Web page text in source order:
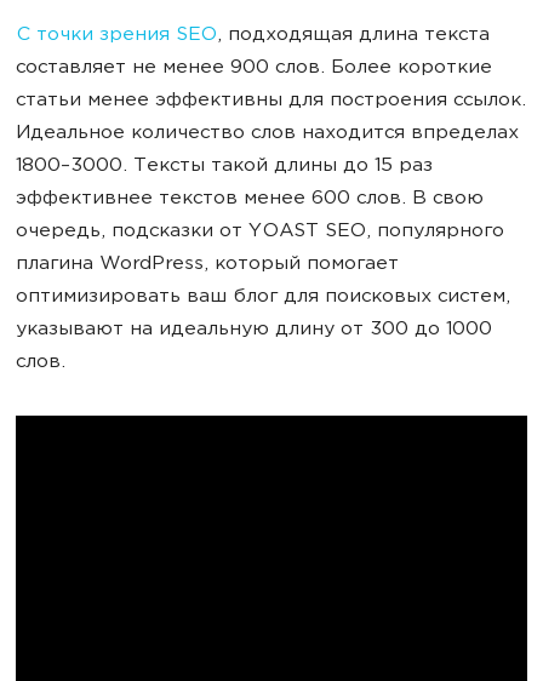
С точки зрения SEO, подходящая длина текста
составляет не менее 900 слов. Более короткие
статьи менее эффективны для построения ссылок.
Идеальное количество слов находится впределах
1800–3000. Тексты такой длины до 15 раз
эффективнее текстов менее 600 слов. В свою
очередь, подсказки от YOAST SEO, популярного
плагина WordPress, который помогает
оптимизировать ваш блог для поисковых систем,
указывают на идеальную длину от 300 до 1000
слов.